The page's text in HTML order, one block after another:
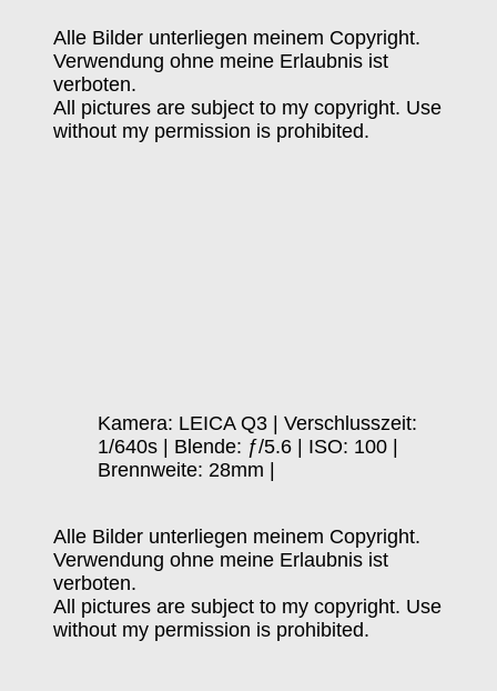
Alle Bilder unterliegen meinem Copyright.
Verwendung ohne meine Erlaubnis ist
verboten.
All pictures are subject to my copyright. Use
without my permission is prohibited.
Kamera: LEICA Q3 | Verschlusszeit:
1/640s | Blende: ƒ/5.6 | ISO: 100 |
Brennweite: 28mm |
Alle Bilder unterliegen meinem Copyright.
Verwendung ohne meine Erlaubnis ist
verboten.
All pictures are subject to my copyright. Use
without my permission is prohibited.